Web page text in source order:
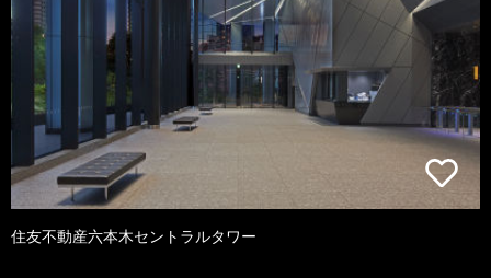
住友不動産六本木セントラルタワー